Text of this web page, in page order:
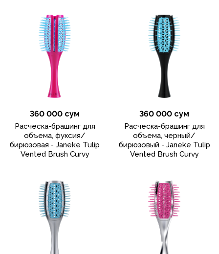
360 000 сум
Расческа-брашинг для
объема, фуксия/
бирюзовая - Janeke Tulip
Vented Brush Curvy
360 000 сум
Расческа-брашинг для
объема, черный/
бирюзовый - Janeke Tulip
Vented Brush Curvy